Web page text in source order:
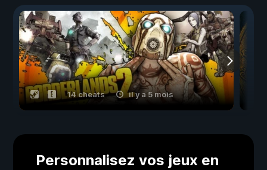
14 cheats il y a 5 mois
Personnalisez vos jeux en